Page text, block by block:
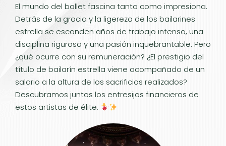
El mundo del ballet fascina tanto como impresiona.
Detrás de la gracia y la ligereza de los bailarines
estrella se esconden años de trabajo intenso, una
disciplina rigurosa y una pasión inquebrantable. Pero
¿qué ocurre con su remuneración? ¿El prestigio del
título de bailarín estrella viene acompañado de un
salario a la altura de los sacrificios realizados?
Descubramos juntos los entresijos financieros de
estos artistas de élite.